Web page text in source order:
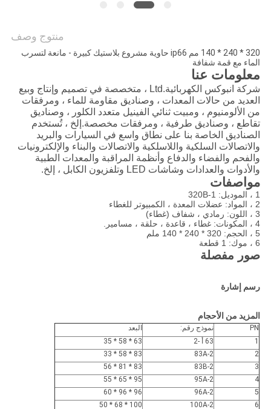
منتوج وصف
320 * 240 * 140 مم ip66 حاوية مشروع بلاستيك كبيرة - مانعة لتسرب
الماء مع قمة شفافة
معلومات عنا
شركة انبوكس الكهربائية.Ltd ، متخصصة في تصميم وإنتاج وبيع
العديد من حالات المعدات ، وصناديق مقاومة للماء ، ومرفقات
من الألومنيوم ، ومبيت ثنائي الفينيل متعدد الكلور ، وصناديق
تقاطع ، وصناديق طرفية ، ومرفقات مخصصة.إلخ ، تُستخدم
الصناديق الخاصة بنا على نطاق واسع في السيارات والبريد
والاتصالات السلكية واللاسلكية والاتصالات والبناء والإلكترونيات
والفحم والفضاء والدفاع وأنظمة المراقبة والمعدات الطبية
والأدوات والعدادات وشاشات LED وتلفزيون الكابل ، إلخ.
مواصفات
1 ، الموديل: 320B-1
2 ، المواد: عضلات المعدة ، الكمبيوتر للغطاء
3 ، اللون: رمادي ، شفاف (غطاء)
4 ، المكونات: غطاء ، قاعدة ، حلقة ، مسامير.
5 ، الحجم: 320 * 240 * 140 ملم
6 ، موك: 1 قطعة
صور مفصلة
رسم إشارة
المزيد من الأحجام
PN نموذج رقم:
البعد
1
63 أ -2
63 * 58 * 35
2
83A-2
83 * 58 * 33
3
83B-2
83 * 81 * 56
4
95A-2
95 * 65 * 55
5
96A-2
96 * 96 * 60
6
100A-2
100 * 68 * 50